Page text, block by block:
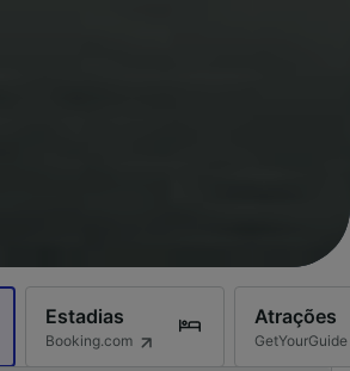
Estadias
Booking.com
Atrações
GetYourGuide